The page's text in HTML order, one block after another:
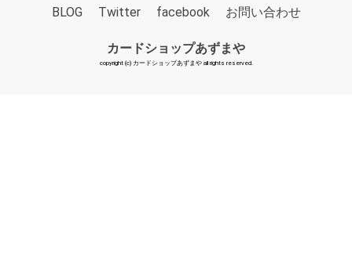
BLOG
Twitter facebook お問い合わせ
カードショップあずまや
copyright (c) カードショップあずまや all rights reserved.